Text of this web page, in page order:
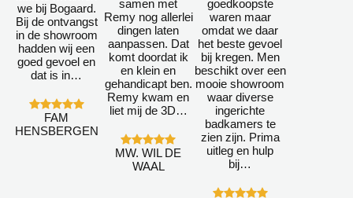
we bij Bogaard.
Bij de ontvangst
in de showroom
hadden wij een
goed gevoel en
dat is in…
FAM
HENSBERGEN
samen met
Remy nog allerlei
dingen laten
aanpassen. Dat
komt doordat ik
en klein en
gehandicapt ben.
Remy kwam en
liet mij de 3D…
MW. WIL DE
WAAL
goedkoopste
waren maar
omdat we daar
het beste gevoel
bij kregen. Men
beschikt over een
mooie showroom
waar diverse
ingerichte
badkamers te
zien zijn. Prima
uitleg en hulp
bij…